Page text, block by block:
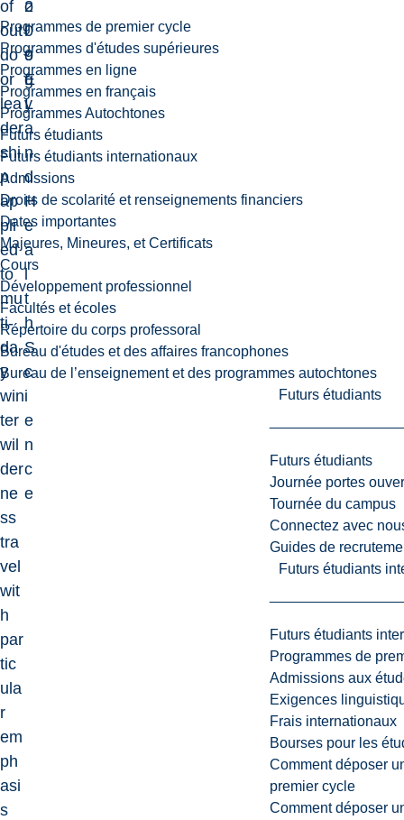
Programmes de premier cycle
Programmes d'études supérieures
Programmes en ligne
Programmes en français
Programmes Autochtones
Futurs étudiants
Futurs étudiants internationaux
Admissions
Droits de scolarité et renseignements financiers
Dates importantes
Majeures, Mineures, et Certificats
Cours
Développement professionnel
Facultés et écoles
Répertoire du corps professoral
Bureau d'études et des affaires francophones
Bureau de l’enseignement et des programmes autochtones
Futurs étudiants
Futurs étudiants
Journée portes
Tournée du campus
Connectez avec
Guides de
Futurs étudiants
Futurs étudiants
Programmes de
Admissions aux
Exigences
Frais internationaux
Bourses pour les
Comment déposer
premier cycle
Comment déposer
of
out
do
or
lea
der
shi
p
ap
pli
ed
to
mu
ti-
da
y
win
ter
wil
der
ne
ss
tra
vel
wit
h
par
tic
ula
r
em
ph
asi
s
2
0
9
E
L
o
l
o
g
y
a
n
d
H
e
a
l
t
h
S
c
i
e
n
c
e